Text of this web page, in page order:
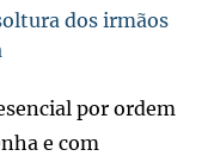
dos irmãos
por ordem
e com